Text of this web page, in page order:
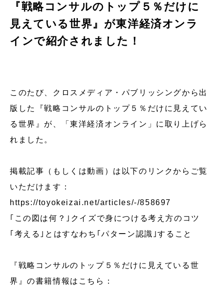
『戦略コンサルのトップ５％だけに
見えている世界』が東洋経済オンラ
インで紹介されました！
このたび、クロスメディア・パブリッシングから出
版した『戦略コンサルのトップ５％だけに見えてい
る世界』が、「東洋経済オンライン」に取り上げら
れました。
掲載記事（もしくは動画）は以下のリンクからご覧
いただけます：
https://toyokeizai.net/articles/-/858697
｢この図は何？｣クイズで身につける考え方のコツ
｢考える｣とはすなわち｢パターン認識｣すること
『戦略コンサルのトップ５％だけに見えている世
界』の書籍情報はこちら：